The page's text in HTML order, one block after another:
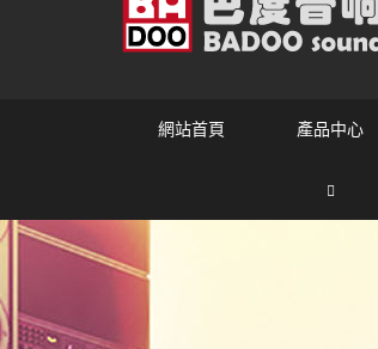
網站首頁 產品中心